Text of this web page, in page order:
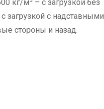
кг/м
– c загрузкой без
загрузкой с надставными
стороны и назад.